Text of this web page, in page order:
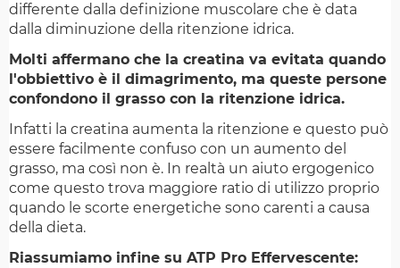
differente dalla definizione muscolare che è data
dalla diminuzione della ritenzione idrica.
Molti affermano che la creatina va evitata quando
l'obbiettivo è il dimagrimento, ma queste persone
confondono il grasso con la ritenzione idrica.
Infatti la creatina aumenta la ritenzione e questo può
essere facilmente confuso con un aumento del
grasso, ma così non è. In realtà un aiuto ergogenico
come questo trova maggiore ratio di utilizzo proprio
quando le scorte energetiche sono carenti a causa
della dieta.
Riassumiamo infine su ATP Pro Effervescente: